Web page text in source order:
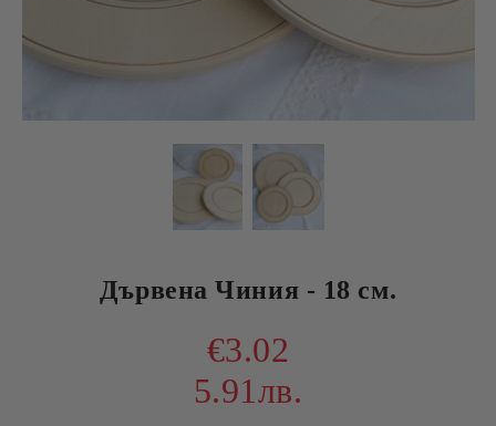
Дървена Чиния - 18 см.
€3.02
5.91лв.